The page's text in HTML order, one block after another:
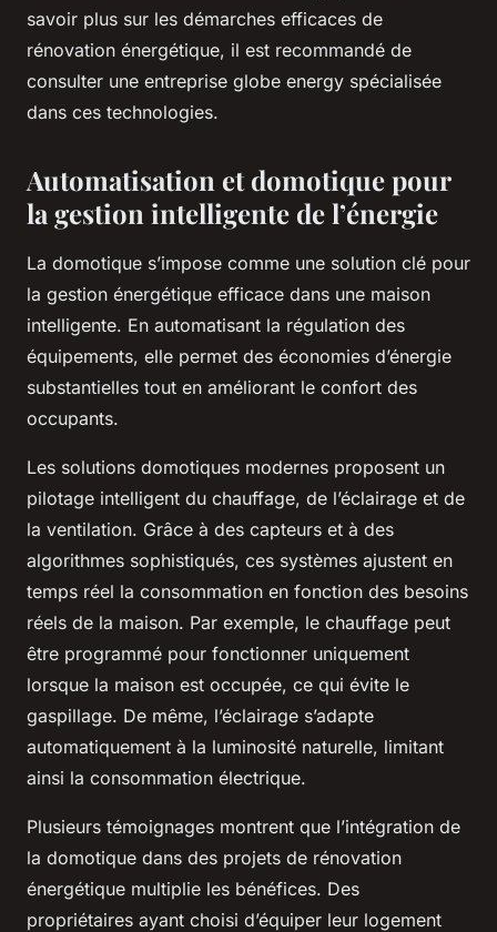
savoir plus sur les démarches efficaces de
rénovation énergétique, il est recommandé de
consulter une entreprise globe energy spécialisée
dans ces technologies.
Automatisation et domotique pour
la gestion intelligente de l’énergie
La domotique s’impose comme une solution clé pour
la gestion énergétique efficace dans une maison
intelligente. En automatisant la régulation des
équipements, elle permet des économies d’énergie
substantielles tout en améliorant le confort des
occupants.
Les solutions domotiques modernes proposent un
pilotage intelligent du chauffage, de l’éclairage et de
la ventilation. Grâce à des capteurs et à des
algorithmes sophistiqués, ces systèmes ajustent en
temps réel la consommation en fonction des besoins
réels de la maison. Par exemple, le chauffage peut
être programmé pour fonctionner uniquement
lorsque la maison est occupée, ce qui évite le
gaspillage. De même, l’éclairage s’adapte
automatiquement à la luminosité naturelle, limitant
ainsi la consommation électrique.
Plusieurs témoignages montrent que l’intégration de
la domotique dans des projets de rénovation
énergétique multiplie les bénéfices. Des
propriétaires ayant choisi d’équiper leur logement